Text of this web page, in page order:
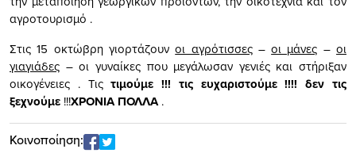
αγροτουρισμό .
Στις 15 οκτώβρη γιορτάζουνοι αγρότισσες–οι μάνες –οι
γιαγιάδες – οι γυναίκες που μεγάλωσαν γενιές και στήριξαν
οικογένειες . Τιςτιμούμε !!! τις ευχαριστούμε !!!! δεν τις
ξεχνούμε !!!ΧΡΟΝΙΑ ΠΟΛΛΑ.
Κοινοποίηση: